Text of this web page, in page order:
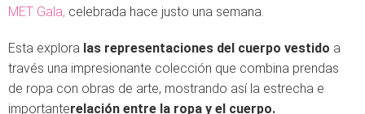
MET Gala, celebrada hace justo una semana.
Esta explora las representaciones del cuerpo vestido a
través una impresionante colección que combina prendas
de ropa con obras de arte, mostrando así la estrecha e
importanterelación entre la ropa y el cuerpo.